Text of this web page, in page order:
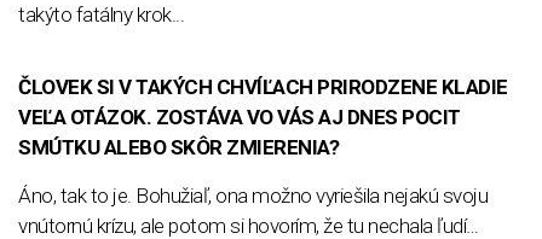
takýto fatálny krok...
ČLOVEK SI V TAKÝCH CHVÍĽACH PRIRODZENE KLADIE
VEĽA OTÁZOK. ZOSTÁVA VO VÁS AJ DNES POCIT
SMÚTKU ALEBO SKÔR ZMIERENIA?
Áno, tak to je. Bohužiaľ, ona možno vyriešila nejakú svoju
vnútornú krízu, ale potom si hovorím, že tu nechala ľudí…